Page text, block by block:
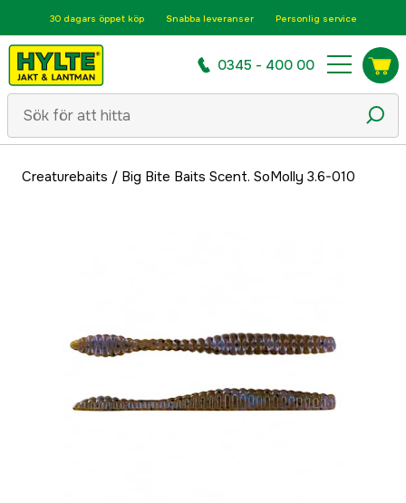
30 dagars öppet köp Snabba leveranser Personlig service
0345 - 400 00
Creaturebaits / Big Bite Baits Scent. SoMolly 3.6-010